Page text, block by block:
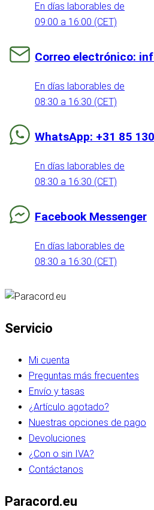
En días laborables de
09:00 a 16:00 (CET)
Correo electrónico:
En días laborables de
08:30 a 16:30 (CET)
WhatsApp: +31 85
En días laborables de
08:30 a 16:30 (CET)
Facebook Messenger
En días laborables de
08:30 a 16:30 (CET)
Servicio
Mi cuenta
Preguntas más frecuentes
Envío y tasas
¿Artículo agotado?
Nuestras opciones de pago
Devoluciones
¿Con o sin IVA?
Contáctanos
Paracord.eu